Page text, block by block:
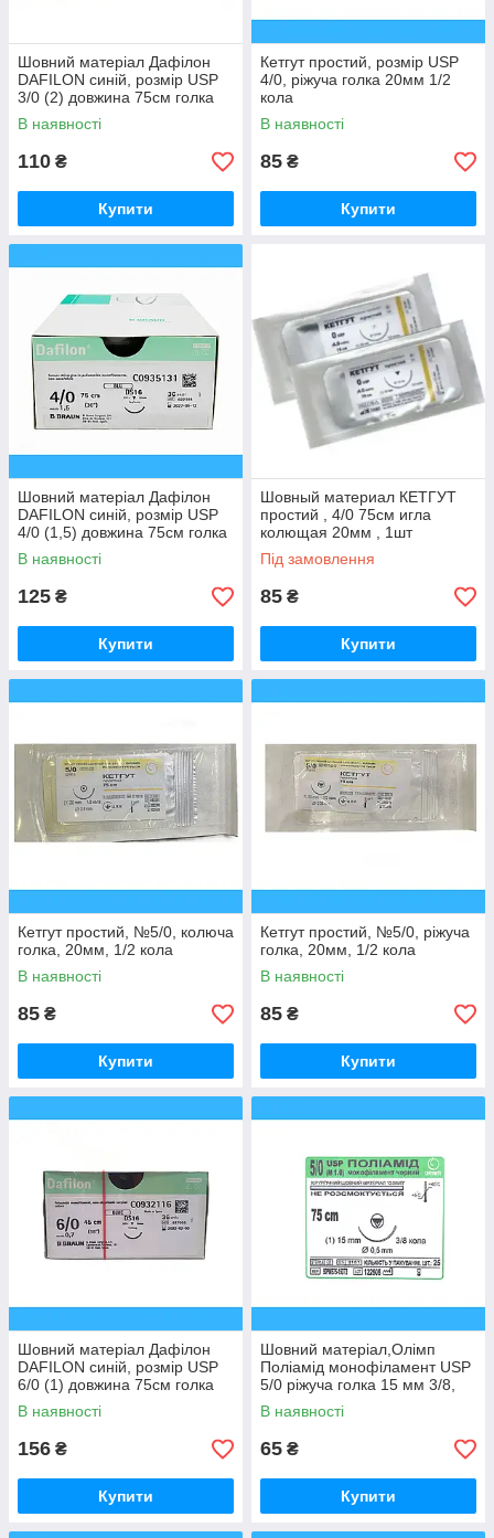
Шовний матеріал Дафілон
DAFILON синій, розмір USP
3/0 (2) довжина 75см голка
DS19 пакування DDP 1шт
В наявності
110 ₴
Купити
Кетгут простий, розмір USP
4/0, ріжуча голка 20мм 1/2
кола
В наявності
85 ₴
Купити
Шовний матеріал Дафілон
DAFILON синій, розмір USP
4/0 (1,5) довжина 75см голка
DS16 пакування DDP 1шт
В наявності
125 ₴
Купити
Шовный материал КЕТГУТ
простий , 4/0 75см игла
колющая 20мм , 1шт
Під замовлення
85 ₴
Купити
Кетгут простий, №5/0, колюча
голка, 20мм, 1/2 кола
В наявності
85 ₴
Купити
Кетгут простий, №5/0, ріжуча
голка, 20мм, 1/2 кола
В наявності
85 ₴
Купити
Шовний матеріал Дафілон
DAFILON синій, розмір USP
6/0 (1) довжина 75см голка
DS16 пакування DDP 1шт
В наявності
156 ₴
Купити
Шовний матеріал,Олімп
Поліамід монофіламент USP
5/0 ріжуча голка 15 мм 3/8,
довжина 75 см, чорний, 1шт
В наявності
65 ₴
Купити